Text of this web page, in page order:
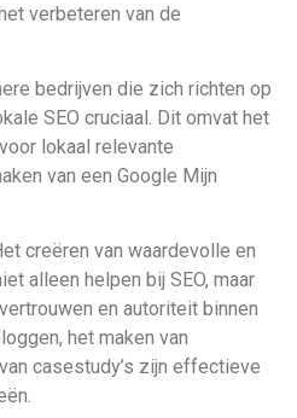
verbeteren van de
bedrijven die zich richten op
SEO cruciaal. Dit omvat het
lokaal relevante
van een Google Mijn
creëren van waardevolle en
alleen helpen bij SEO, maar
en autoriteit binnen
het maken van
casestudy’s zijn effectieve